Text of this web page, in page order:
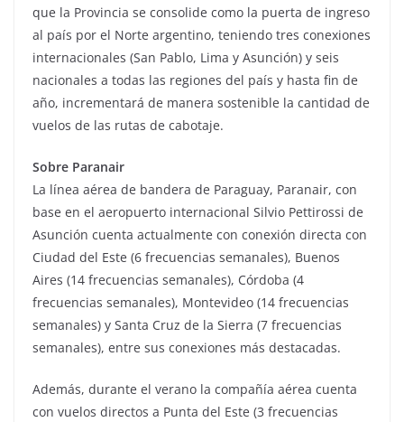
que la Provincia se consolide como la puerta de ingreso
al país por el Norte argentino, teniendo tres conexiones
internacionales (San Pablo, Lima y Asunción) y seis
nacionales a todas las regiones del país y hasta fin de
año, incrementará de manera sostenible la cantidad de
vuelos de las rutas de cabotaje.
Sobre Paranair
La línea aérea de bandera de Paraguay, Paranair, con
base en el aeropuerto internacional Silvio Pettirossi de
Asunción cuenta actualmente con conexión directa con
Ciudad del Este (6 frecuencias semanales), Buenos
Aires (14 frecuencias semanales), Córdoba (4
frecuencias semanales), Montevideo (14 frecuencias
semanales) y Santa Cruz de la Sierra (7 frecuencias
semanales), entre sus conexiones más destacadas.
Además, durante el verano la compañía aérea cuenta
con vuelos directos a Punta del Este (3 frecuencias